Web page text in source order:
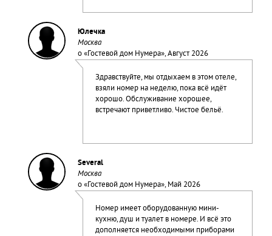
Юлечка
Москва
о «Гостевой дом Нумера», Август 2026
Здравствуйте, мы отдыхаем в этом отеле,
взяли номер на неделю, пока всё идёт
хорошо. Обслуживание хорошее,
встречают приветливо. Чистое бельё.
Several
Москва
о «Гостевой дом Нумера», Май 2026
Номер имеет оборудованную мини-
кухню, душ и туалет в номере. И всё это
дополняется необходимыми приборами